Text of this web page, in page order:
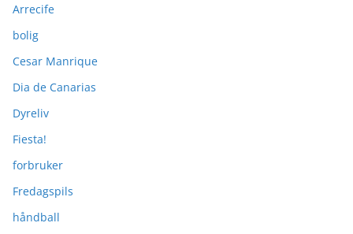
Arrecife
bolig
Cesar Manrique
Dia de Canarias
Dyreliv
Fiesta!
forbruker
Fredagspils
håndball